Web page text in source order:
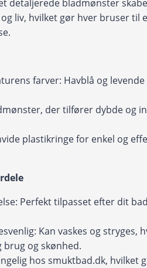
detaljerede bladmønster
liv, hvilket gør hver bruser til
farver: Havblå og
der tilfører dybde og
plastikringe for enkel og
Perfekt tilpasset efter dit
Kan vaskes og stryges,
brug og skønhed.
hos smuktbad.dk, hvilket